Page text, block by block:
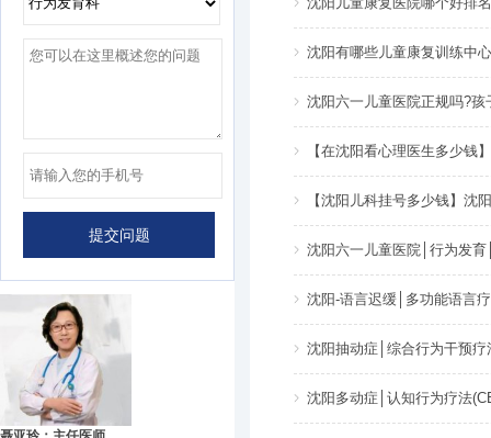
沈阳有哪些儿童康复训练中
沈阳六一儿童医院正规吗?
【在沈阳看心理医生多少钱
【沈阳儿科挂号多少钱】沈
沈阳六一儿童医院│行为发
沈阳-语言迟缓│多功能语言
沈阳抽动症│综合行为干预疗
沈阳多动症│认知行为疗法